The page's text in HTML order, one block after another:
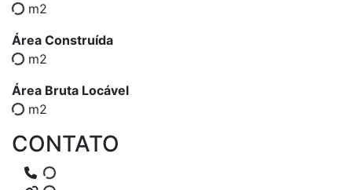
m2
Área Construída
m2
Área Bruta Locável
m2
CONTATO